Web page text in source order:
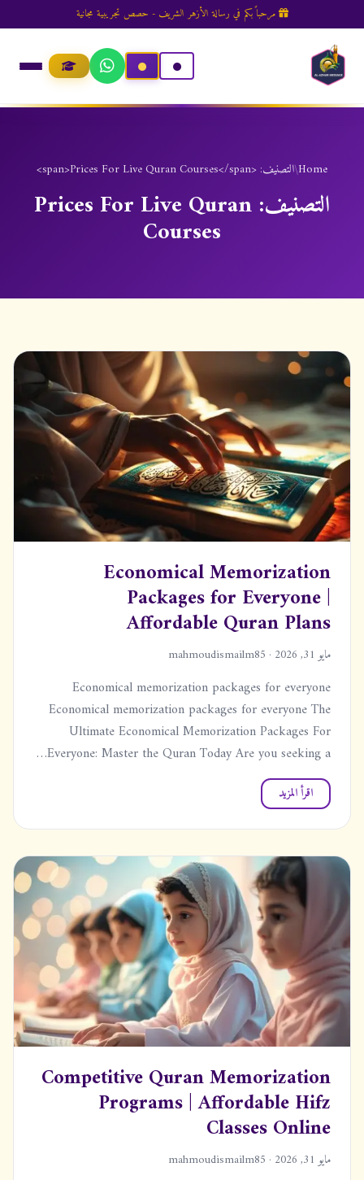
مرحباً بكم في رسالة الأزهر الشريف - حصص تجريبية مجانية
Home
/التصنيف: <span>Prices For Live Quran Courses</span>
التصنيف: Prices For Live Quran
Courses
Economical Memorization
Packages for Everyone |
Affordable Quran Plans
مايو 31, 2026 · mahmoudismailm85
Economical memorization packages for everyone
Economical memorization packages for everyone The
Ultimate Economical Memorization Packages For
Everyone: Master the Quran Today Are you seeking a…
اقرأ المزيد
Competitive Quran Memorization
Programs | Affordable Hifz
Classes Online
مايو 31, 2026 · mahmoudismailm85